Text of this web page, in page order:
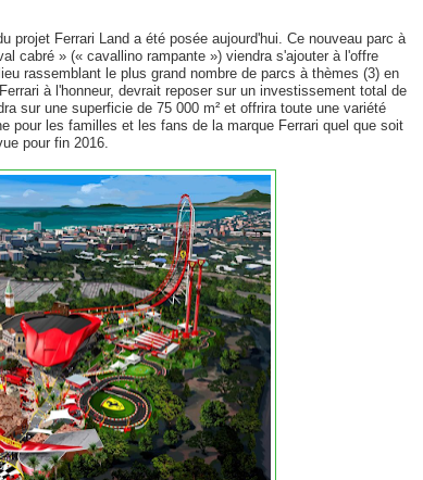
projet Ferrari Land a été posée aujourd'hui. Ce nouveau parc à
cabré » (« cavallino rampante ») viendra s'ajouter à l'offre
rassemblant le plus grand nombre de parcs à thèmes (3) en
à l'honneur, devrait reposer sur un investissement total de
sur une superficie de 75 000 m² et offrira toute une variété
pour les familles et les fans de la marque Ferrari quel que soit
pour fin 2016.